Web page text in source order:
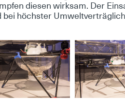
die­sen wirk­sam. Der
höchs­ter